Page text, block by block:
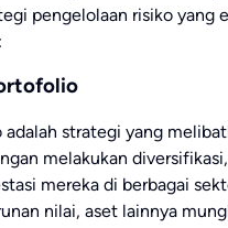
pengelolaan risiko yang
strategi yang
melakukan
mereka di berbagai
nilai, aset lainnya